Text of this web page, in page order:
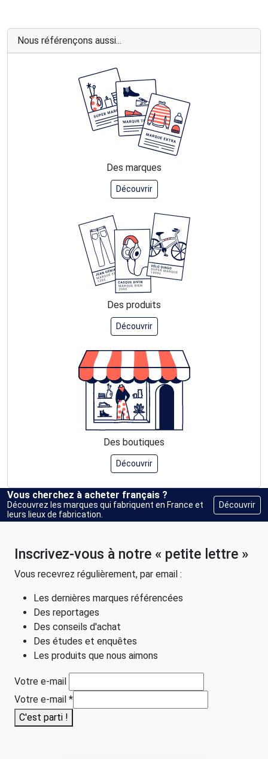
Nous référençons aussi...
Des marques
Découvrir
Des produits
Découvrir
Des boutiques
Découvrir
Vous cherchez à acheter français ?
Découvrez les marques qui fabriquent en France et
leurs lieux de fabrication.
Découvrir
Inscrivez-vous à notre « petite lettre »
Vous recevrez régulièrement, par email :
Les dernières marques référencées
Des reportages
Des conseils d'achat
Des études et enquêtes
Les produits que nous aimons
Votre e-mail
Votre e-mail *
C'est parti !